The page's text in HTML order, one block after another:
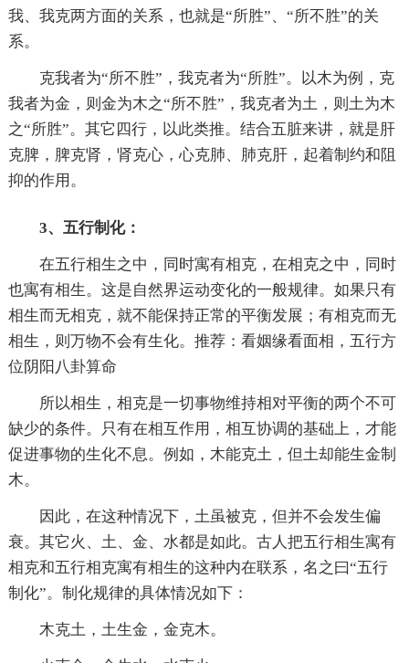
我、我克两方面的关系，也就是“所胜”、“所不胜”的关
系。
克我者为“所不胜”，我克者为“所胜”。以木为例，克
我者为金，则金为木之“所不胜”，我克者为土，则土为木
之“所胜”。其它四行，以此类推。结合五脏来讲，就是肝
克脾，脾克肾，肾克心，心克肺、肺克肝，起着制约和阻
抑的作用。
3、五行制化：
在五行相生之中，同时寓有相克，在相克之中，同时
也寓有相生。这是自然界运动变化的一般规律。如果只有
相生而无相克，就不能保持正常的平衡发展；有相克而无
相生，则万物不会有生化。推荐：看姻缘看面相，五行方
位阴阳八卦算命
所以相生，相克是一切事物维持相对平衡的两个不可
缺少的条件。只有在相互作用，相互协调的基础上，才能
促进事物的生化不息。例如，木能克土，但土却能生金制
木。
因此，在这种情况下，土虽被克，但并不会发生偏
衰。其它火、土、金、水都是如此。古人把五行相生寓有
相克和五行相克寓有相生的这种内在联系，名之曰“五行
制化”。制化规律的具体情况如下：
木克土，土生金，金克木。